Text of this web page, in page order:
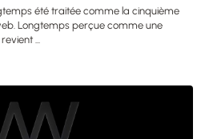
été traitée comme la cinquième
Longtemps perçue comme une
...